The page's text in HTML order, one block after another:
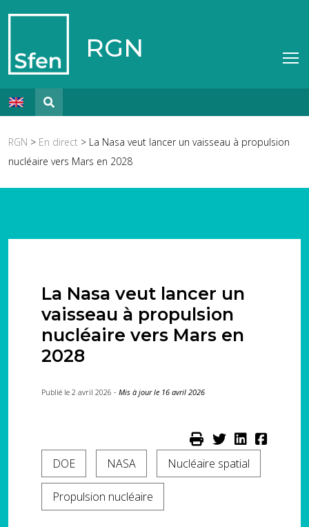
RGN
RGN > En direct > La Nasa veut lancer un vaisseau à propulsion
nucléaire vers Mars en 2028
La Nasa veut lancer un
vaisseau à propulsion
nucléaire vers Mars en
2028
Publié le 2 avril 2026 - Mis à jour le 16 avril 2026
DOE NASA Nucléaire spatial
Propulsion nucléaire